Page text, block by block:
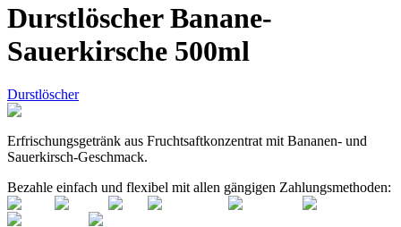
Durstlöscher Banane-
Sauerkirsche 500ml
Durstlöscher
Erfri­schungs­ge­tränk aus Frucht­saft­kon­zen­trat mit Bana­nen- und
Sauerkirsch-Geschmack.
Bezahle einfach und flexibel mit allen gängigen Zahlungsmethoden: